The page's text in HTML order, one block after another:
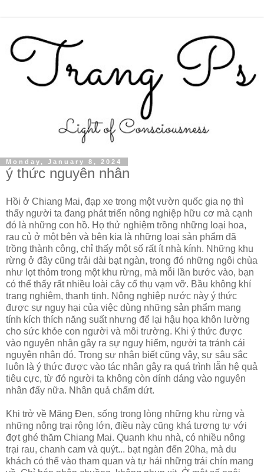
Monday, January 8, 2024
ý thức nguyên nhân
Hồi ở Chiang Mai, đạp xe trong một vườn quốc gia nọ thì
thấy người ta đang phát triển nông nghiệp hữu cơ mà cạnh
đó là những con hồ. Họ thử nghiệm trồng những loại hoa,
rau củ ở một bên và bên kia là những loại sản phẩm đã
trồng thành công, chỉ thấy một số rất ít nhà kính. Những khu
rừng ở đây cũng trải dài bạt ngàn, trong đó những ngôi chùa
như lọt thỏm trong một khu rừng, mà mỗi lần bước vào, bạn
có thể thấy rất nhiều loài cây cổ thụ vạm vỡ. Bầu không khí
trang nghiêm, thanh tịnh. Nông nghiệp nước này ý thức
được sự nguy hại của việc dùng những sản phẩm mang
tính kích thích năng suất nhưng để lại hậu họa khôn lường
cho sức khỏe con người và môi trường. Khi ý thức được
vào nguyên nhân gây ra sự nguy hiểm, người ta tránh cái
nguyên nhân đó. Trong sự nhận biết cũng vậy, sự sâu sắc
luôn là ý thức được vào tác nhân gây ra quá trình lẫn hệ quả
tiêu cực, từ đó người ta không còn dính dáng vào nguyên
nhân đấy nữa. Nhân quả chấm dứt.
Khi trở về Măng Đen, sống trong lòng những khu rừng và
những nông trại rộng lớn, điều này cũng khá tương tự với
đợt ghé thăm Chiang Mai. Quanh khu nhà, có nhiều nông
trại rau, chanh cam và quýt... bạt ngàn đến 20ha, mà du
khách có thể vào tham quan và tự hái những trái chín mang